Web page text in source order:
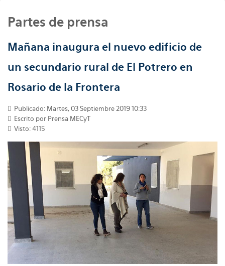
Partes de prensa
Mañana inaugura el nuevo edificio de
un secundario rural de El Potrero en
Rosario de la Frontera
Publicado: Martes, 03 Septiembre 2019 10:33
Escrito por Prensa MECyT
Visto: 4115